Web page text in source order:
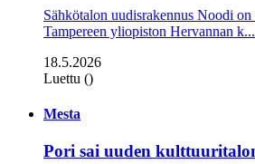
Sähkötalon uudisrakennus Noodi on
Tampereen yliopiston Hervannan k...
18.5.2026
Luettu ()
Mesta
Pori sai uuden